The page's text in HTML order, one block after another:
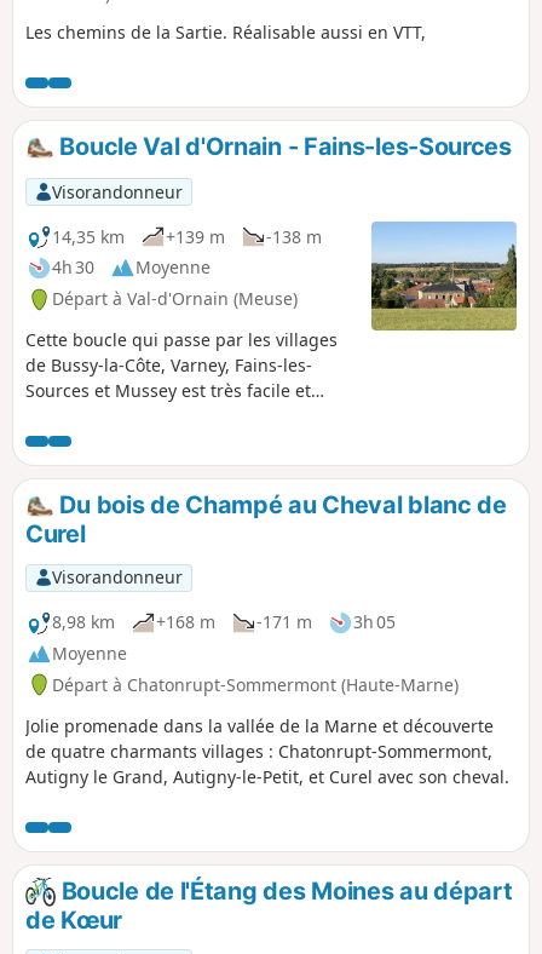
Les chemins de la Sartie. Réalisable aussi en VTT,
Boucle Val d'Ornain - Fains-les-Sources
Visorandonneur
14,35 km
+139 m
-138 m
4h 30
Moyenne
Départ à Val-d'Ornain (Meuse)
Cette boucle qui passe par les villages
de Bussy-la-Côte, Varney, Fains-les-
Sources et Mussey est très facile et
André (XIX siècle) à Bussy, Sainte-
Catherine (XV et XVI siècles) à Fains et
Saint-Nicolas (XII-XVI siècles) à Mussey.
Du bois de Champé au Cheval blanc de
Curel
Visorandonneur
8,98 km
+168 m -171 m
3h 05
Moyenne
Départ à Chatonrupt-Sommermont (Haute-Marne)
Jolie promenade dans la vallée de la Marne et découverte
de quatre charmants villages : Chatonrupt-Sommermont,
Autigny le Grand, Autigny-le-Petit, et Curel avec son cheval.
Boucle de l'Étang des Moines au départ
de Kœur